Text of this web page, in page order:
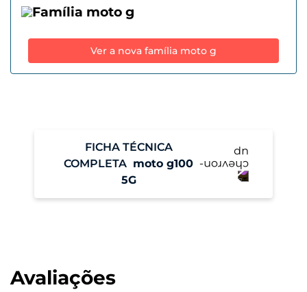
Família moto g
Ver a nova família moto g
FICHA TÉCNICA
COMPLETA moto g100
5G
Android 11
Avaliações